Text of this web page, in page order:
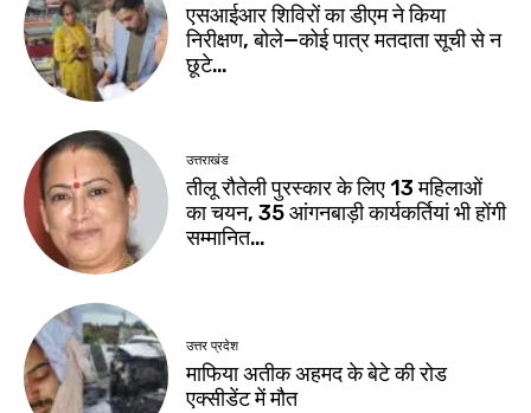
एसआईआर शिविरों का डीएम ने किया
निरीक्षण, बोले—कोई पात्र मतदाता सूची से न
छूटे…
उत्तराखंड
तीलू रौतेली पुरस्कार के लिए 13 महिलाओं
का चयन, 35 आंगनबाड़ी कार्यकर्तियां भी होंगी
सम्मानित…
उत्तर प्रदेश
माफिया अतीक अहमद के बेटे की रोड
एक्सीडेंट में मौत